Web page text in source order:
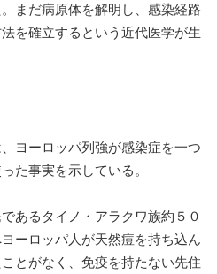
まだ病原体を解明し、感染経路
を確立するという近代医学が生
ヨーロッパ列強が感染症を一つ
た事実を示している。
あるタイノ・アラクワ族約５０
ーロッパ人が天然痘を持ち込ん
とがなく、免疫を持たない先住